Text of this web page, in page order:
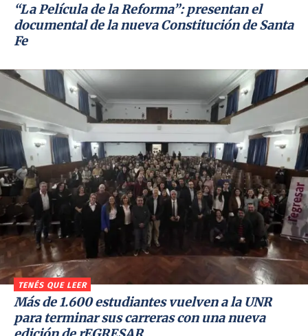
“La Película de la Reforma”: presentan el
documental de la nueva Constitución de Santa
Fe
TENÉS QUE LEER
Más de 1.600 estudiantes vuelven a la UNR
para terminar sus carreras con una nueva